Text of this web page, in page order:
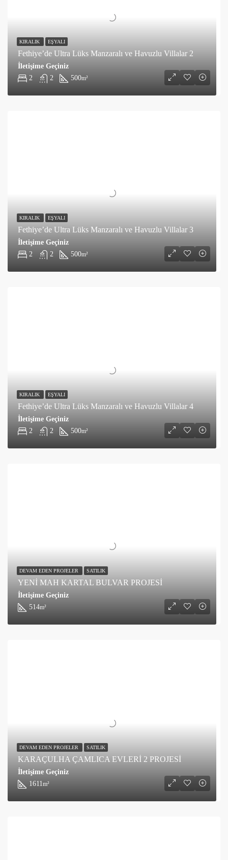
Fethiye’de Ultra Lüks Manzaralı ve Havuzlu Villalar 2
2 2 500m²
İletişime Geçiniz
KIRALIK EŞYALI
Fethiye’de Ultra Lüks Manzaralı ve Havuzlu Villalar 3
2 2 500m²
İletişime Geçiniz
KIRALIK EŞYALI
Fethiye’de Ultra Lüks Manzaralı ve Havuzlu Villalar 4
2 2 500m²
İletişime Geçiniz
KIRALIK EŞYALI
YENİ MAH KARTAL BULVAR PROJESİ
514m²
İletişime Geçiniz
DEVAM EDEN PROJELER SATILIK
KARAÇULHA ÇAMLICA EVLERİ 2 PROJESİ
1611m²
İletişime Geçiniz
DEVAM EDEN PROJELER SATILIK